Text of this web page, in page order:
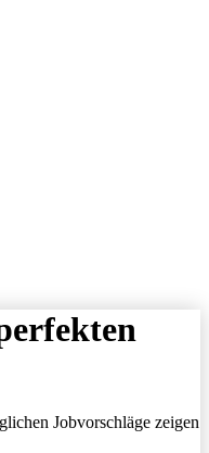
Jobvorschläge zeigen